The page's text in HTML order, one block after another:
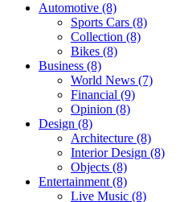
Automotive (8)
Sports Cars (8)
Collection (8)
Bikes (8)
Business (8)
World News (7)
Financial (9)
Opinion (8)
Design (8)
Architecture (8)
Interior Design (8)
Objects (8)
Entertainment(8)
Live Music (8)